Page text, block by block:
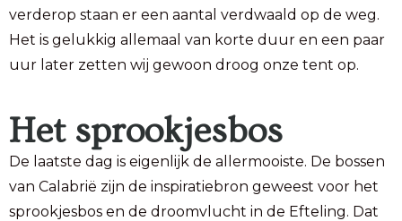
verderop staan er een aantal verdwaald op de weg.
Het is gelukkig allemaal van korte duur en een paar
uur later zetten wij gewoon droog onze tent op.
Het sprookjesbos
De laatste dag is eigenlijk de allermooiste. De bossen
van Calabrië zijn de inspiratiebron geweest voor het
sprookjesbos en de droomvlucht in de Efteling. Dat